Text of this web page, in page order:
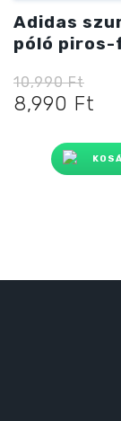
Adidas
póló
10,990Ft
Original
was:
10,990 Ft
8,990 Ft
is: